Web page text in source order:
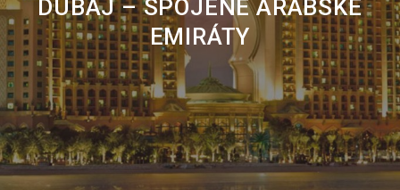
DUBAJ – SPOJENÉ ARABSKÉ
EMIRÁTY